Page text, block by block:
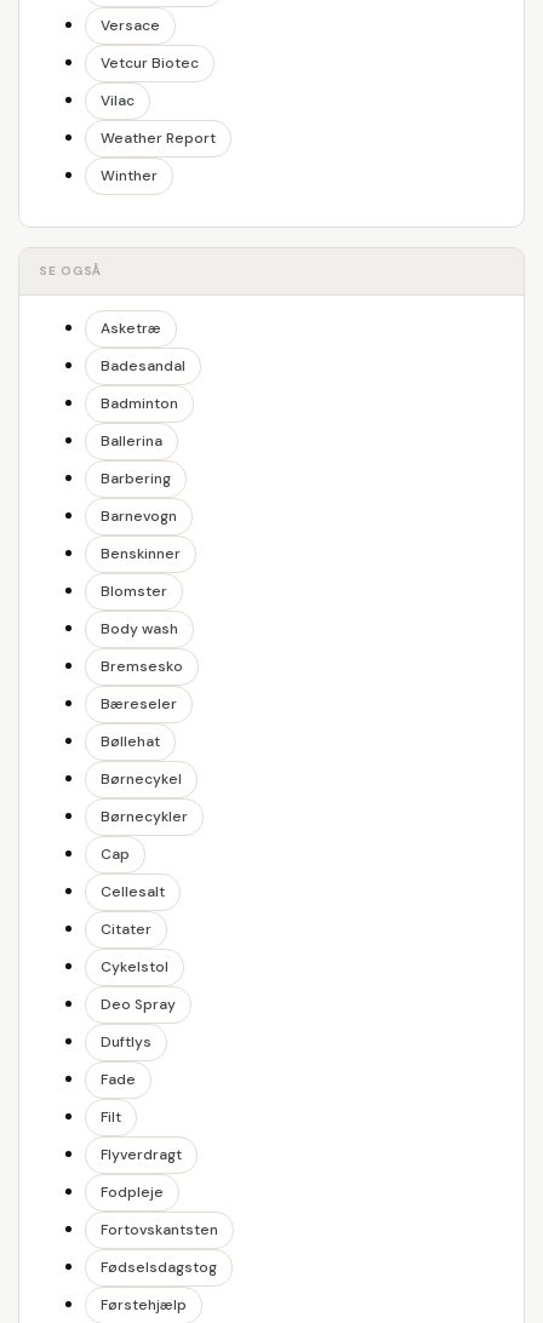
Versace
Vetcur Biotec
Vilac
Weather Report
Winther
SE OGSÅ
Asketræ
Badesandal
Badminton
Ballerina
Barbering
Barnevogn
Benskinner
Blomster
Body wash
Bremsesko
Bæreseler
Bøllehat
Børnecykel
Børnecykler
Cap
Cellesalt
Citater
Cykelstol
Deo Spray
Duftlys
Fade
Filt
Flyverdragt
Fodpleje
Fortovskantsten
Fødselsdagstog
Førstehjælp